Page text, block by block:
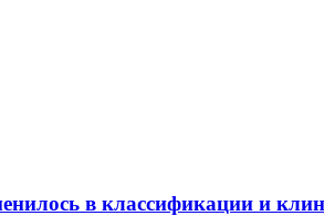
в классификации и